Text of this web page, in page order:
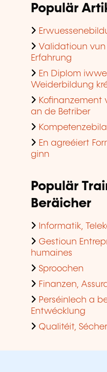
Populär
Validatioun
Erfahrung
En Diplom
Weiderbildung
Kofinanzement
an de Betriber
En agreéiert
ginn
Populär
Beräicher
Informatik,
Gestioun
humaines
Sproochen
Finanzen,
Perséinlech a
Entwécklung
Qualitéit,